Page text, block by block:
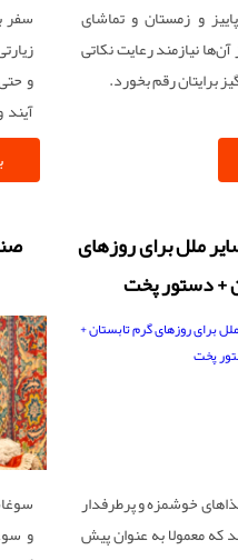
و زمستان و تماشای
نیازمند رعایت نکاتی
برایتان رقم بخورد.
سفر
و
حال
ملل برای روزهای
+ دستور پخت
خوشمزه و پرطرفدار
که معمولا به عنوان پیش
و